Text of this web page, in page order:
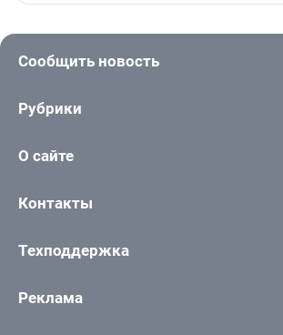
Сообщить новость
Рубрики
О сайте
Контакты
Техподдержка
Реклама